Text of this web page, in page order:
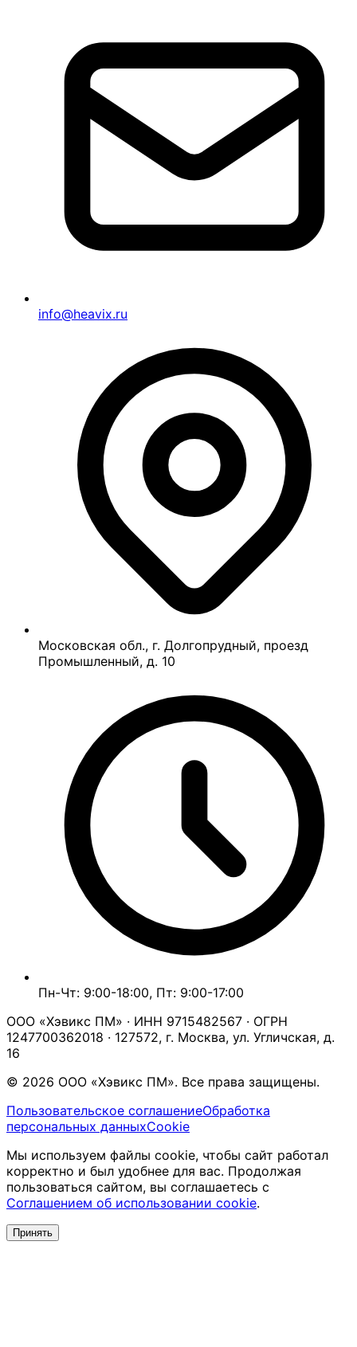
info@heavix.ru
Московская обл., г. Долгопрудный, проезд
Промышленный, д. 10
Пн-Чт: 9:00-18:00, Пт: 9:00-17:00
ООО «Хэвикс ПМ» · ИНН 9715482567 · ОГРН
1247700362018 · 127572, г. Москва, ул. Угличская, д.
16
© 2026 ООО «Хэвикс ПМ». Все права защищены.
Пользовательское соглашениеОбработка
персональных данныхCookie
Мы используем файлы cookie, чтобы сайт работал
корректно и был удобнее для вас. Продолжая
пользоваться сайтом, вы соглашаетесь с
Соглашением об использовании cookie.
Принять